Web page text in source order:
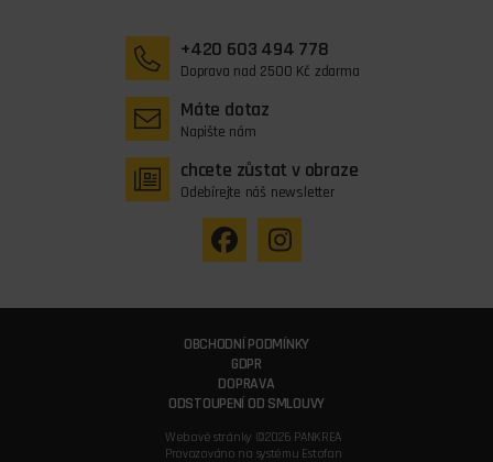
+420 603 494 778
Doprava nad 2500 Kč zdarma
Máte dotaz
Napište nám
chcete zůstat v obraze
Odebírejte náš newsletter
OBCHODNÍ PODMÍNKY
GDPR
DOPRAVA
ODSTOUPENÍ OD SMLOUVY
Webové stránky ©2026 PANKREA
Provozováno na systému Estofan